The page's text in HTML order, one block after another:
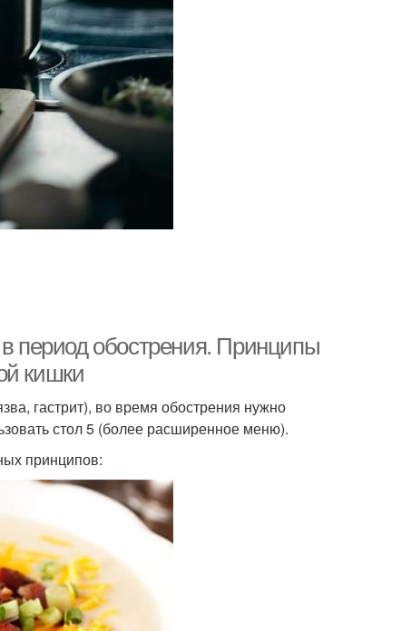
период обострения. Принципы
кишки
гастрит), во время обострения нужно
стол 5 (более расширенное меню).
принципов: